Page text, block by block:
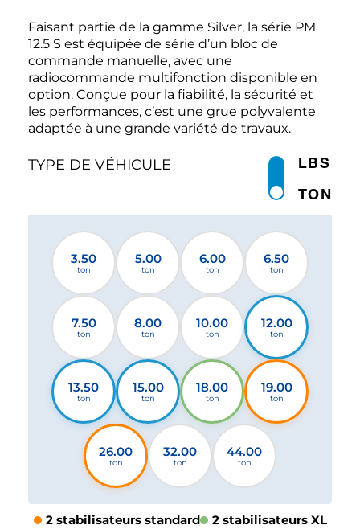
Faisant partie de la gamme Silver, la série PM
12.5 S est équipée de série d’un bloc de
commande manuelle, avec une
radiocommande multifonction disponible en
option. Conçue pour la fiabilité, la sécurité et
les performances, c’est une grue polyvalente
adaptée à une grande variété de travaux.
TYPE DE VÉHICULE
TON
LBS
3.50
ton
5.00
ton
6.00
ton
6.50
ton
7.50
ton
8.00
ton
10.00
ton
12.00
ton
13.50
ton
15.00
ton
18.00
ton
19.00
ton
26.00
ton
32.00
ton
44.00
ton
2 stabilisateurs standard
2 stabilisateurs XL